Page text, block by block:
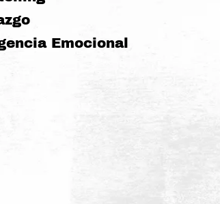
Emocional